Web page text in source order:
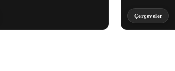
Çerçeveler